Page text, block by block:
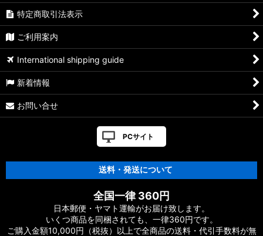
特定商取引法表示
ご利用案内
International shipping guide
新着情報
お問い合せ
PCサイト
送料・発送について
全国一律 360円
日本郵便・ヤマト運輸がお届け致します。
いくつ商品を同梱されても、一律360円です。
ご購入金額10,000円（税抜）以上で全商品の送料・代引手数料が無